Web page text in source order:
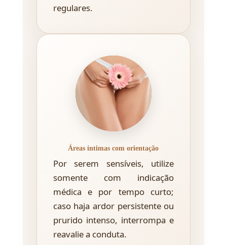
regulares.
Áreas íntimas com orientação
Por serem sensíveis, utilize
somente com indicação
médica e por tempo curto;
caso haja ardor persistente ou
prurido intenso, interrompa e
reavalie a conduta.